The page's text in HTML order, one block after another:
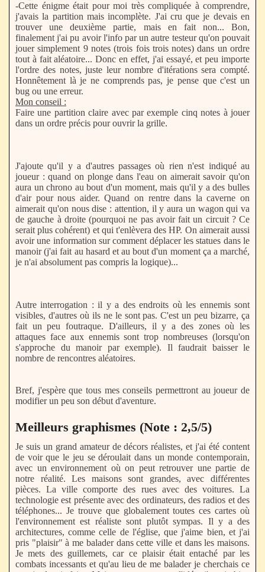
-Cette énigme était pour moi très compliquée à comprendre,
j'avais la partition mais incomplète. J'ai cru que je devais en
trouver une deuxième partie, mais en fait non... Bon,
finalement j'ai pu avoir l'info par un autre testeur qu'on pouvait
jouer simplement 9 notes (trois fois trois notes) dans un ordre
tout à fait aléatoire... Donc en effet, j'ai essayé, et peu importe
l'ordre des notes, juste leur nombre d'itérations sera compté.
Honnêtement là je ne comprends pas, je pense que c'est un
bug ou une erreur.
Mon conseil :
Faire une partition claire avec par exemple cinq notes à jouer
dans un ordre précis pour ouvrir la grille.
J'ajoute qu'il y a d'autres passages où rien n'est indiqué au
joueur : quand on plonge dans l'eau on aimerait savoir qu'on
aura un chrono au bout d'un moment, mais qu'il y a des bulles
d'air pour nous aider. Quand on rentre dans la caverne on
aimerait qu'on nous dise : attention, il y aura un wagon qui va
de gauche à droite (pourquoi ne pas avoir fait un circuit ? Ce
serait plus cohérent) et qui t'enlèvera des HP. On aimerait aussi
avoir une information sur comment déplacer les statues dans le
manoir (j'ai fait au hasard et au bout d'un moment ça a marché,
je n'ai absolument pas compris la logique)...
Autre interrogation : il y a des endroits où les ennemis sont
visibles, d'autres où ils ne le sont pas. C'est un peu bizarre, ça
fait un peu foutraque. D'ailleurs, il y a des zones où les
attaques face aux ennemis sont trop nombreuses (lorsqu'on
s'approche du manoir par exemple). Il faudrait baisser le
nombre de rencontres aléatoires.
Bref, j'espère que tous mes conseils permettront au joueur de
modifier un peu son début d'aventure.
Meilleurs graphismes (Note : 2,5/5)
Je suis un grand amateur de décors réalistes, et j'ai été content
de voir que le jeu se déroulait dans un monde contemporain,
avec un environnement où on peut retrouver une partie de
notre réalité. Les maisons sont grandes, avec différentes
pièces. La ville comporte des rues avec des voitures. La
technologie est présente avec des ordinateurs, des radios et des
téléphones... Je trouve que globalement toutes ces cartes où
l'environnement est réaliste sont plutôt sympas. Il y a des
architectures, comme celle de l'église, que j'aime bien, et j'ai
pris "plaisir" à me balader dans cette ville et dans les maisons.
Je mets des guillemets, car ce plaisir était entaché par les
combats incessants et qu'au lieu de me balader je cherchais ce